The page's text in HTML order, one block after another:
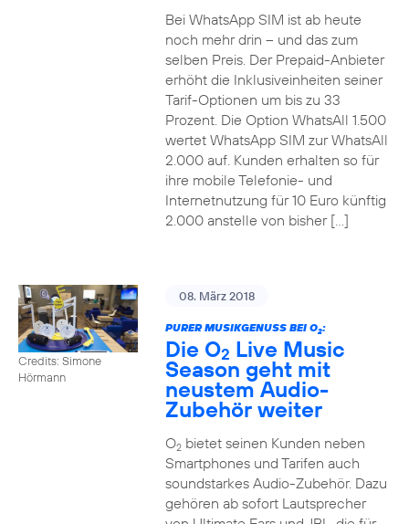
Bei WhatsApp SIM ist ab heute
noch mehr drin – und das zum
selben Preis. Der Prepaid-Anbieter
erhöht die Inklusiveinheiten seiner
Tarif-Optionen um bis zu 33
Prozent. Die Option WhatsAll 1.500
wertet WhatsApp SIM zur WhatsAll
2.000 auf. Kunden erhalten so für
ihre mobile Telefonie- und
Internetnutzung für 10 Euro künftig
2.000 anstelle von bisher […]
Credits: Simone
Hörmann
08. März 2018
PURER MUSIKGENUSS BEI O2:
Die O2 Live Music
Season geht mit
neustem Audio-
Zubehör weiter
O2bietet seinen Kunden neben
Smartphones und Tarifen auch
soundstarkes Audio-Zubehör. Dazu
gehören ab sofort Lautsprecher